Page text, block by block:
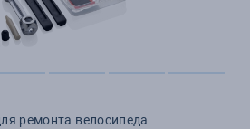
ремонта велосипеда